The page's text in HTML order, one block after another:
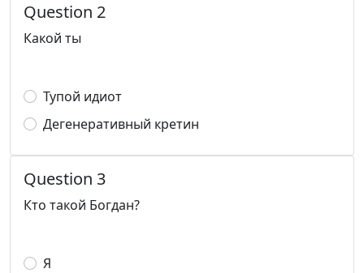
Question 2
Какой ты
Тупой идиот
Дегенеративный кретин
Question 3
Кто такой Богдан?
Я